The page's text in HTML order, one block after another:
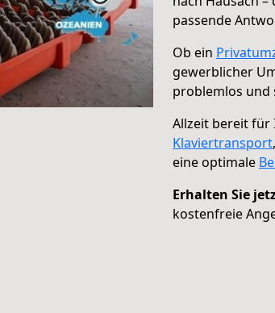
passende
Ob ein
gewerblicher
problemlos und
Allzeit bereit für
Klaviertransport,
eine optimale
Erhalten Sie
kostenfreie